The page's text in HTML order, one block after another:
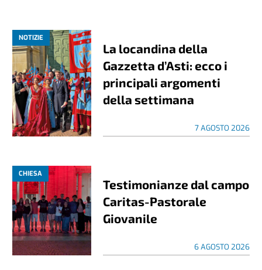
NOTIZIE
La locandina della
Gazzetta d’Asti: ecco i
principali argomenti
della settimana
7 AGOSTO 2026
CHIESA
Testimonianze dal campo
Caritas-Pastorale
Giovanile
6 AGOSTO 2026